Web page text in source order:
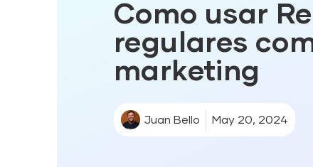
Como usar
regulares
marketing
Juan Bello May 20, 2024